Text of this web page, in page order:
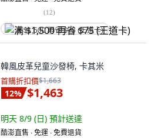
(12)
满 $1,500 再省 $75 (王道卡)
韓風皮革兒童沙發椅, 卡其米
首購折扣價$1,663
12% $1,463
明天 8/9 (日) 預計送達
酷澎直售 ∙ 免運 ∙ 免費退貨